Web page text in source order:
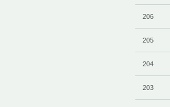
206
205
204
203